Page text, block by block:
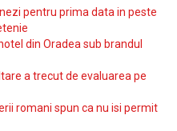
pentru prima data in peste
din Oradea sub brandul
a trecut de evaluarea pe
romani spun ca nu isi permit